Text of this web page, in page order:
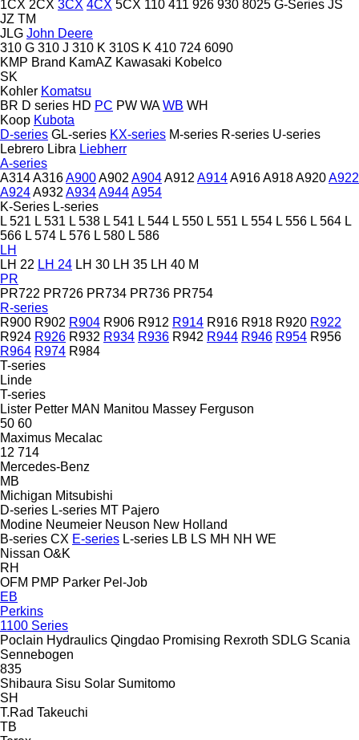
1CX 2CX 3CX 4CX 5CX 110 411 926 930 8025 G-Series JS
JZ TM
JLG John Deere
310 G 310 J 310 K 310S K 410 724 6090
KMP Brand KamAZ Kawasaki Kobelco
SK
Kohler Komatsu
BR D series HD PC PW WA WB WH
Koop Kubota
D-series GL-series KX-series M-series R-series U-series
Lebrero Libra Liebherr
A-series
A314A316A900A902 A904A912 A914A916A918A920A922
A924A932 A934A944A954
K-Series L-series
L 521 L 531 L 538 L 541 L 544 L 550 L 551 L 554 L 556 L 564 L
566 L 574 L 576 L 580 L 586
LH
LH 22 LH 24 LH 30 LH 35 LH 40 M
PR
PR722 PR726 PR734 PR736 PR754
R-series
R900 R902 R904 R906 R912 R914 R916 R918 R920 R922
R924 R926 R932 R934 R936 R942 R944 R946 R954 R956
R964 R974 R984
T-series
Linde
T-series
Lister Petter MAN Manitou Massey Ferguson
50 60
Maximus Mecalac
12 714
Mercedes-Benz
MB
Michigan Mitsubishi
D-series L-series MT Pajero
Modine Neumeier Neuson New Holland
B-series CX E-series L-series LB LS MH NH WE
Nissan O&K
RH
OFM PMP Parker Pel-Job
EB
Perkins
1100 Series
Poclain Hydraulics Qingdao Promising Rexroth SDLG Scania
Sennebogen
835
Shibaura Sisu Solar Sumitomo
SH
T.Rad Takeuchi
TB